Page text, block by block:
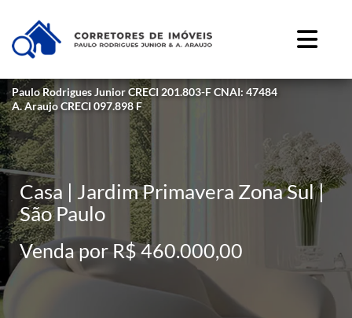
Paulo Rodrigues Junior CRECI 201.803-F CNAI: 47484
A. Araujo CRECI 097.898 F
Casa | Jardim Primavera Zona Sul |
São Paulo
Venda por R$ 460.000,00